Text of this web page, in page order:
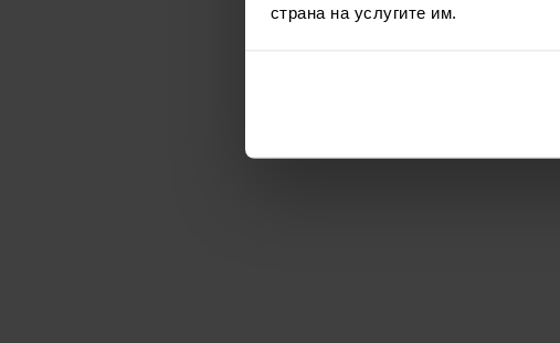
страна на услугите им.